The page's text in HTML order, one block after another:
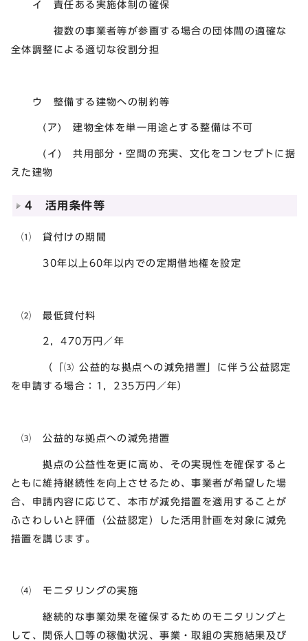
イ 責任ある実施体制の確保
複数の事業者等が参画する場合の団体間の適確な
全体調整による適切な役割分担
ウ 整備する建物への制約等
(ア) 建物全体を単一用途とする整備は不可
(イ) 共用部分・空間の充実、文化をコンセプトに据
えた建物
4 活用条件等
⑴ 貸付けの期間
30年以上60年以内での定期借地権を設定
⑵ 最低貸付料
2，470万円／年
（「⑶ 公益的な拠点への減免措置」に伴う公益認定
を申請する場合：1，235万円／年）
⑶ 公益的な拠点への減免措置
拠点の公益性を更に高め、その実現性を確保すると
ともに維持継続性を向上させるため、事業者が希望した場
合、申請内容に応じて、本市が減免措置を適用することが
ふさわしいと評価（公益認定）した活用計画を対象に減免
措置を講じます。
⑷ モニタリングの実施
継続的な事業効果を確保するためのモニタリングと
して、関係人口等の稼働状況、事業・取組の実施結果及び